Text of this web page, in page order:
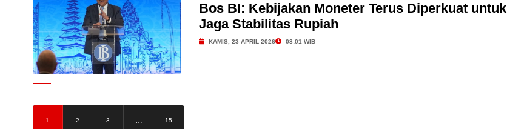
Bos BI: Kebijakan Moneter Terus Diperkuat untuk
Jaga Stabilitas Rupiah
KAMIS, 23 APRIL 2026 08:01 WIB
1 2 3 … 15